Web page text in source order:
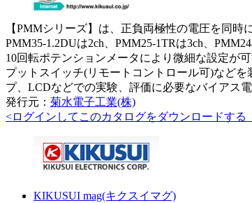
【PMMシリーズ】は、正負両極性の電圧を同
PMM35-1.2DUは2ch、PMM25-1TRは3ch、
10回転ポテンションメータにより微細な設定が
プットスイッチ(リモートコントロール可)など
プ、LCDなどでの実験、評価に必要なバイアス
発行元： 菊水電子工業(株)
<ログインしてこのカタログをダウンロードする
KIKUSUI mag(キクスイマグ)